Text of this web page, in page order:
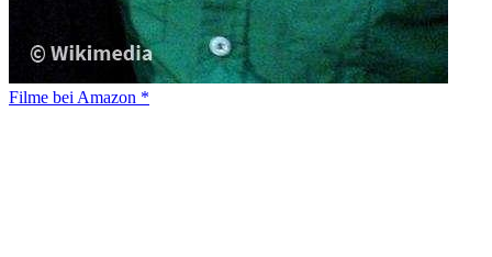
Filme bei Amazon *